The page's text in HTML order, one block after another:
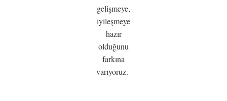
gelişmeye,
iyileşmeye
hazır
olduğunu
farkına
varıyoruz.